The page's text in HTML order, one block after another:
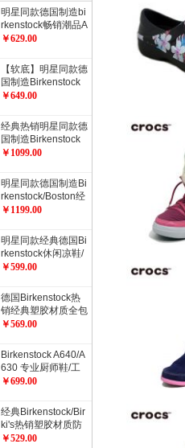
明星同款德国制造bi
rkenstock畅销潮品A
rizona健康软木拖鞋
￥629.00
【软底】明星同款德
国制造Birkenstock
经典2扣软木拖鞋Ari
舒适流行色软木拖鞋
￥649.00
经典热销明星同款德
国制造Birkenstock
经典Boston光滑牛
￥1099.00
明星同款德国制造Bi
rkenstock/Boston经
典包头鞋/油皮/天然
￥1199.00
明星同款经典德国Bi
rkenstock休闲凉鞋/
开车凉鞋Milano系
￥599.00
德国Birkenstock热
销经典塑胶材质全包
厨师鞋工作鞋职业鞋
￥569.00
Birkenstock A640/A
630 专业厨师鞋/工
作防护鞋/职业鞋/劳
￥699.00
经典Birkenstock/Bir
ki's热销塑胶材质防
滑工作鞋 职业鞋 厨
￥529.00